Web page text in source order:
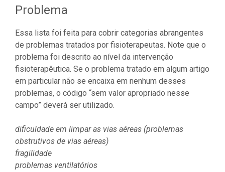
Problema
Essa lista foi feita para cobrir categorias abrangentes
de problemas tratados por fisioterapeutas. Note que o
problema foi descrito ao nível da intervenção
fisioterapêutica. Se o problema tratado em algum artigo
em particular não se encaixa em nenhum desses
problemas, o código “sem valor apropriado nesse
campo” deverá ser utilizado.
dificuldade em limpar as vias aéreas (problemas
obstrutivos de vias aéreas)
fragilidade
problemas ventilatórios